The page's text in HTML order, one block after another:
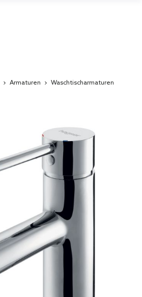
Armaturen Waschtischarmaturen